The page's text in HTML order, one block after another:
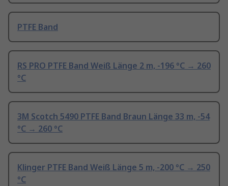
PTFE Band
RS PRO PTFE Band Weiß Länge 2 m, -196 °C → 260
°C
3M Scotch 5490 PTFE Band Braun Länge 33 m, -54
°C → 260 °C
Klinger PTFE Band Weiß Länge 5 m, -200 °C → 250
°C